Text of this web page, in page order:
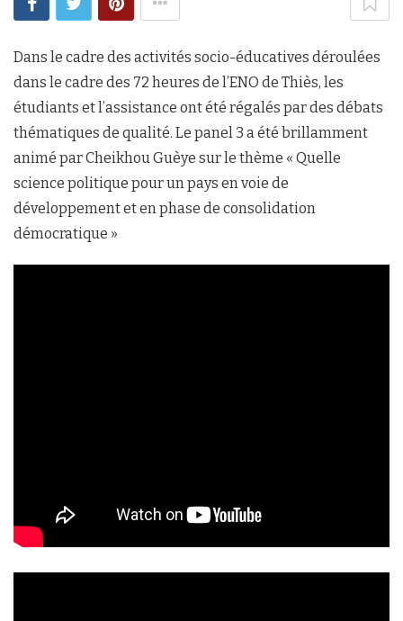
Dans le cadre des activités socio-éducatives déroulées
dans le cadre des 72 heures de l’ENO de Thiès, les
étudiants et l’assistance ont été régalés par des débats
thématiques de qualité. Le panel 3 a été brillamment
animé par Cheikhou Guèye sur le thème « Quelle
science politique pour un pays en voie de
développement et en phase de consolidation
démocratique »